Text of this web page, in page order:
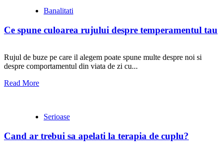
Banalitati
Ce spune culoarea rujului despre temperamentul tau
Rujul de buze pe care il alegem poate spune multe despre noi si
despre comportamentul din viata de zi cu...
Read More
Serioase
Cand ar trebui sa apelati la terapia de cuplu?